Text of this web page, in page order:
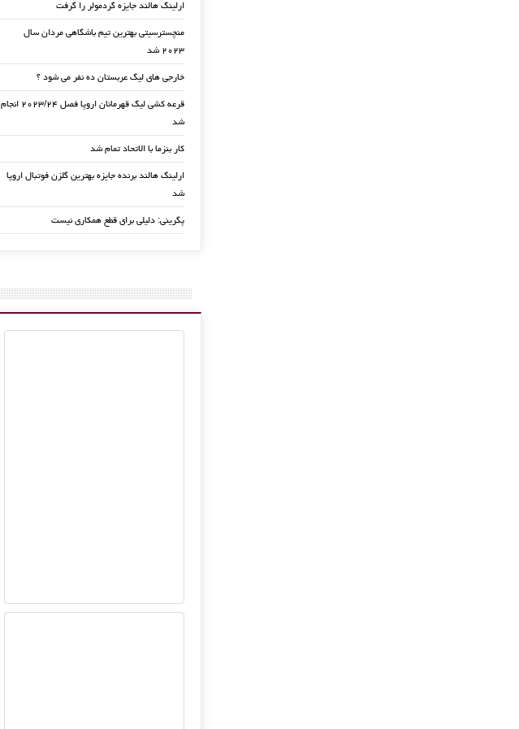
ارلینگ هالند جایزه گردمولر را گرفت
منچسترسیتی بهترین تیم باشگاهی مردان سال
۲۰۲۳ شد
خارجی های لیگ عربستان ده نفر می شود ؟
قرعه کشی لیگ قهرمانان اروپا فصل ۲۰۲۳/۲۴ انجام
شد
کار بنزما با الاتحاد تمام شد
ارلینگ هالند برنده جایزه بهترین گلزن فوتبال اروپا
شد
پگرینی: دلیلی برای قطع همکاری نیست